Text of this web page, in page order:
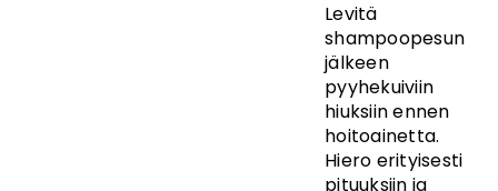
Levitä
shampoopesun
jälkeen
pyyhekuiviin
hiuksiin ennen
hoitoainetta.
Hiero erityisesti
pituuksiin ja